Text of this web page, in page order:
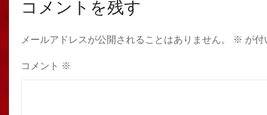
コメントを残す
メールアドレスが公開されることはありません。 ※ が付
コメント ※